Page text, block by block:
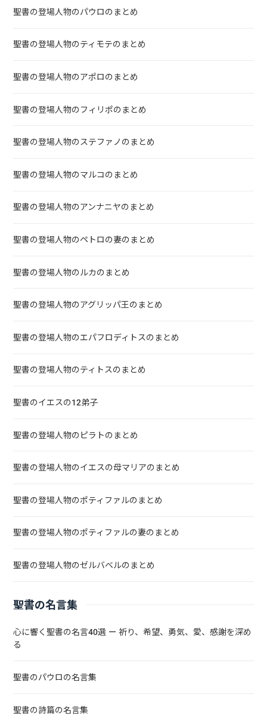
聖書の登場人物のパウロのまとめ
聖書の登場人物のティモテのまとめ
聖書の登場人物のアポロのまとめ
聖書の登場人物のフィリポのまとめ
聖書の登場人物のステファノのまとめ
聖書の登場人物のマルコのまとめ
聖書の登場人物のアンナニヤのまとめ
聖書の登場人物のペトロの妻のまとめ
聖書の登場人物のルカのまとめ
聖書の登場人物のアグリッパ王のまとめ
聖書の登場人物のエパフロディトスのまとめ
聖書の登場人物のティトスのまとめ
聖書のイエスの12弟子
聖書の登場人物のピラトのまとめ
聖書の登場人物のイエスの母マリアのまとめ
聖書の登場人物のポティファルのまとめ
聖書の登場人物のポティファルの妻のまとめ
聖書の登場人物のゼルバベルのまとめ
聖書の名言集
心に響く聖書の名言40選 — 祈り、希望、勇気、愛、感謝を深め
る
聖書のパウロの名言集
聖書の詩篇の名言集